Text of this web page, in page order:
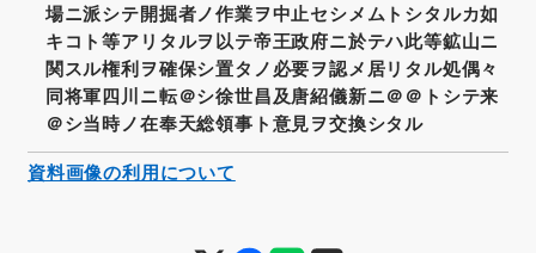
場ニ派シテ開掘者ノ作業ヲ中止セシメムトシタルカ如
キコト等アリタルヲ以テ帝王政府ニ於テハ此等鉱山ニ
関スル権利ヲ確保シ置タノ必要ヲ認メ居リタル処偶々
同将軍四川ニ転＠シ徐世昌及唐紹儀新ニ＠＠トシテ来
＠シ当時ノ在奉天総領事ト意見ヲ交換シタル
資料画像の利用について